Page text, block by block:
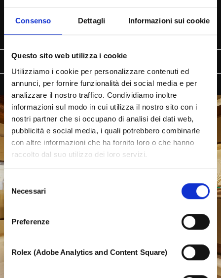
Consenso Dettagli Informazioni sui cookie
Questo sito web utilizza i cookie
Utilizziamo i cookie per personalizzare contenuti ed
annunci, per fornire funzionalità dei social media e per
analizzare il nostro traffico. Condividiamo inoltre
informazioni sul modo in cui utilizza il nostro sito con i
nostri partner che si occupano di analisi dei dati web,
pubblicità e social media, i quali potrebbero combinarle
con altre informazioni che ha fornito loro o che hanno
raccolto dal suo utilizzo dei loro servizi.
Selezione
delNecessari
Preferenze
Rolex (Adobe Analytics and Content Square)